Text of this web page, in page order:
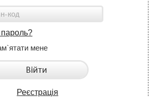
мене
Війти
Реєстрація